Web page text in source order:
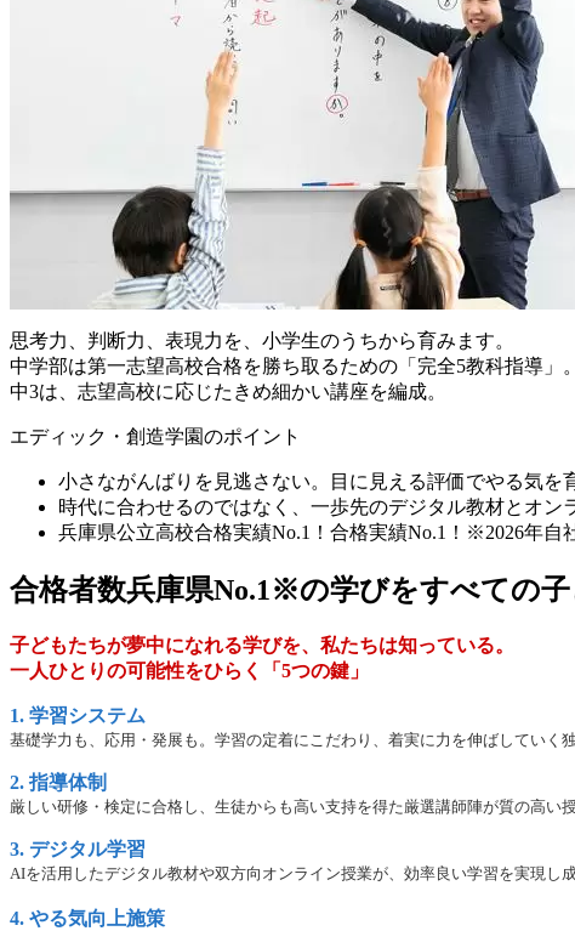
思考力、判断力、表現力を、小学生のうちから育みます。
中学部は第一志望高校合格を勝ち取るための「完全5教科指導」
中3は、志望高校に応じたきめ細かい講座を編成。
エディック・創造学園のポイント
小さながんばりを見逃さない。目に見える評価でやる気を
時代に合わせるのではなく、一歩先のデジタル教材とオン
兵庫県公立高校合格実績No.1！合格実績No.1！※2026年自
合格者数兵庫県No.1※の学びをすべての
子どもたちが夢中になれる学びを、私たちは知っている。
一人ひとりの可能性をひらく「5つの鍵」
1. 学習システム
基礎学力も、応用・発展も。学習の定着にこだわり、着実に力を伸ばしていく
2. 指導体制
厳しい研修・検定に合格し、生徒からも高い支持を得た厳選講師陣が質の高い授
3. デジタル学習
AIを活用したデジタル教材や双方向オンライン授業が、効率良い学習を実現し
4. やる気向上施策